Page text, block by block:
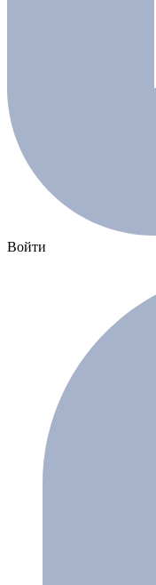
Войти